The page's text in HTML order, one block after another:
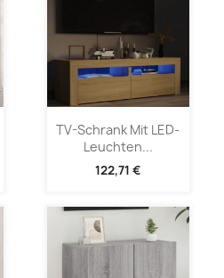
TV-Schrank Mit LED-
Leuchten...
122,71 €